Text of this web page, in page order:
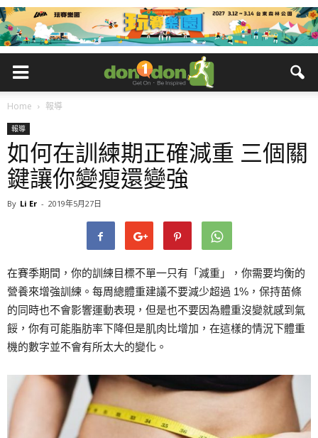
Home 報導
報導
如何在訓練期正確減重 三個關
鍵讓你變瘦還變強
By Li Er - 2019年5月27日
在賽季期間，你的訓練目標不單一只有「減重」，你需要均衡的
營養來增強訓練。每周總體重建議不要減少超過 1%，保持苗條
的同時也不會影響運動表現，但是也不要因為體重沒變就感到氣
餒，你有可能脂肪率下降但是肌肉比增加，在這樣的情況下體重
機的數字並不會有所太大的變化。